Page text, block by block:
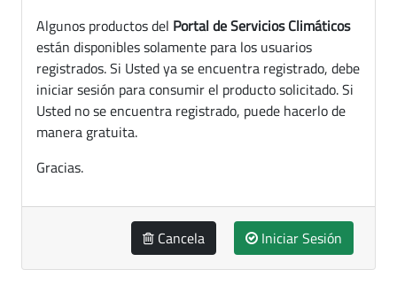
Algunos productos del Portal de Servicios Climáticos
están disponibles solamente para los usuarios
registrados. Si Usted ya se encuentra registrado, debe
iniciar sesión para consumir el producto solicitado. Si
Usted no se encuentra registrado, puede hacerlo de
manera gratuita.
Gracias.
Cancela Iniciar Sesión